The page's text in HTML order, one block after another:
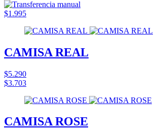
$1.995
CAMISA REAL
$5.290
$3.703
CAMISA ROSE